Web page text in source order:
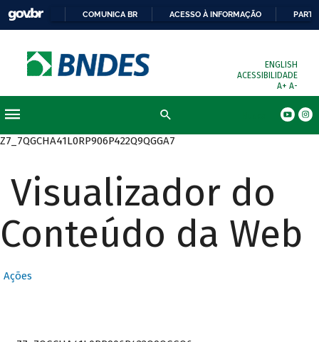
COMUNICA BR ACESSO À INFORMAÇÃO
ENGLISH
ACESSIBILIDADE
A+ A-
Z7_7QGCHA41L0RP906P422Q9QGGA7
Visualizador do
Conteúdo da Web
Ações